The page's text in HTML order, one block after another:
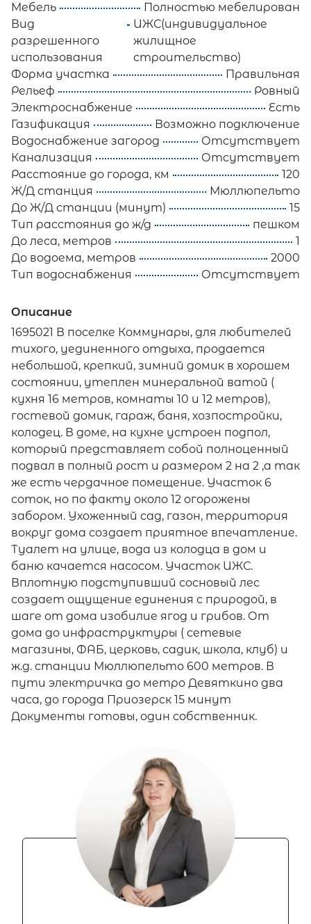
Мебель
Полностью мебелирован
Вид
разрешенного
использования
ИЖС(индивидуальное
жилищное
строительство)
Форма участка
Правильная
Рельеф
Ровный
Электроснабжение
Есть
Газификация
Возможно подключение
Водоснабжение загород
Отсутствует
Канализация
Отсутствует
Расстояние до города, км
120
Ж/Д станция
Мюллюпельто
До Ж/Д станции (минут)
15
Тип расстояния до ж/д
пешком
До леса, метров
1
До водоема, метров
2000
Тип водоснабжения
Отсутствует
Описание
1695021 В поселке Коммунары, для любителей
тихого, уединенного отдыха, продается
небольшой, крепкий, зимний домик в хорошем
состоянии, утеплен минеральной ватой (
кухня 16 метров, комнаты 10 и 12 метров),
гостевой домик, гараж, баня, хозпостройки,
колодец. В доме, на кухне устроен подпол,
который представляет собой полноценный
подвал в полный рост и размером 2 на 2 ,а так
же есть чердачное помещение. Участок 6
соток, но по факту около 12 огорожены
забором. Ухоженный сад, газон, территория
вокруг дома создает приятное впечатление.
Туалет на улице, вода из колодца в дом и
баню качается насосом. Участок ИЖС.
Вплотную подступивший сосновый лес
создает ощущение единения с природой, в
шаге от дома изобилие ягод и грибов. От
дома до инфраструктуры ( сетевые
магазины, ФАБ, церковь, садик, школа, клуб) и
ж.д. станции Мюллюпельто 600 метров. В
пути электричка до метро Девяткино два
часа, до города Приозерск 15 минут
Документы готовы, один собственник.